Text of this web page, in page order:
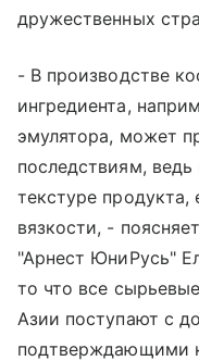
дружественных
- В производстве
ингредиента,
эмулятора, может
последствиям,
текстуре продукта,
вязкости, -
"Арнест ЮниРусь"
то что все
Азии поступают с
подтверждающими